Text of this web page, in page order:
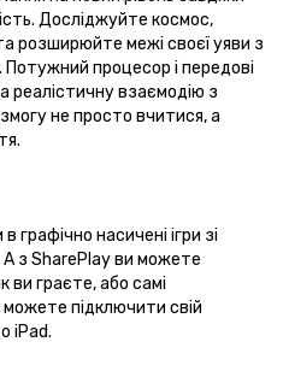
Досліджуйте космос,
розширюйте межі своєї уяви з
процесор і передові
реалістичну взаємодію з
не просто вчитися, а
графічно насичені ігри зі
А з SharePlay ви можете
ви граєте, або самі
підключити свій
iPad.